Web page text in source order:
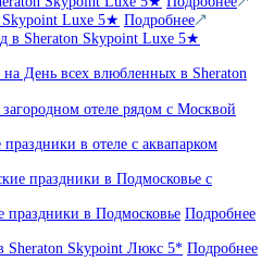
Skypoint Luxe 5★ Подробнее
в Sheraton Skypoint Luxe 5★
День всех влюбленных в Sheraton
отеле рядом с Москвой
в отеле с аквапарком
праздники в Подмосковье с
в Подмосковье Подробнее
Sheraton Skypoint Люкс 5* Подробнее